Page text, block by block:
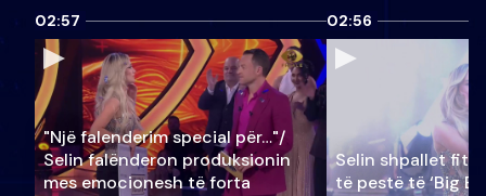
02:57
"Një falenderim special për…"/
Selin falënderon produksionin
mes emocionesh të forta
02:56
Selin shpallet
të pestë të ‘Big